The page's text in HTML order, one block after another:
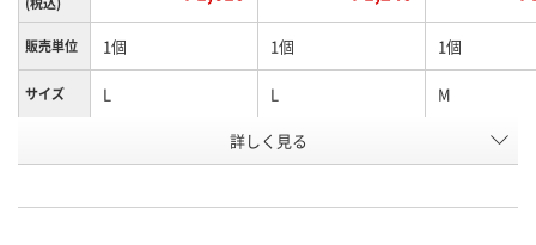
販売単位 1個 1個 1個
サイズ L L M
ベージュ ベージュ
号
詳しく見る